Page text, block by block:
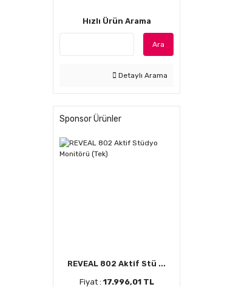
Hızlı Ürün Arama
Ara
Detaylı Arama
Sponsor Ürünler
REVEAL 802 Aktif Stü ...
Fiyat : 17.996,01 TL